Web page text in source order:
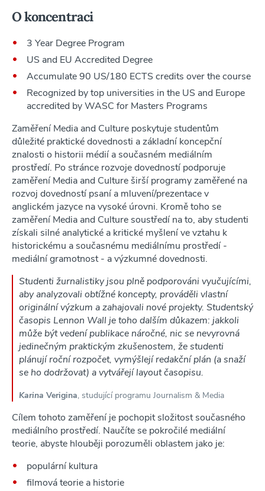
O koncentraci
3 Year Degree Program
US and EU Accredited Degree
Accumulate 90 US/180 ECTS credits over the course
Recognized by top universities in the US and Europe
accredited by WASC for Masters Programs
Zaměření Media and Culture poskytuje studentům
důležité praktické dovednosti a základní koncepční
znalosti o historii médií a současném mediálním
prostředí. Po stránce rozvoje dovedností podporuje
zaměření Media and Culture širší programy zaměřené na
rozvoj dovedností psaní a mluvení/prezentace v
anglickém jazyce na vysoké úrovni. Kromě toho se
zaměření Media and Culture soustředí na to, aby studenti
získali silné analytické a kritické myšlení ve vztahu k
historickému a současnému mediálnímu prostředí -
mediální gramotnost - a výzkumné dovednosti.
Studenti žurnalistiky jsou plně podporováni vyučujícími,
aby analyzovali obtížné koncepty, prováděli vlastní
originální výzkum a zahajovali nové projekty. Studentský
časopis Lennon Wall je toho dalším důkazem: jakkoli
může být vedení publikace náročné, nic se nevyrovná
jedinečným praktickým zkušenostem, že studenti
plánují roční rozpočet, vymýšlejí redakční plán (a snaží
se ho dodržovat) a vytvářejí layout časopisu.
Karina Verigina, studující programu Journalism & Media
Cílem tohoto zaměření je pochopit složitost současného
mediálního prostředí. Naučíte se pokročilé mediální
teorie, abyste hlouběji porozuměli oblastem jako je:
populární kultura
filmová teorie a historie